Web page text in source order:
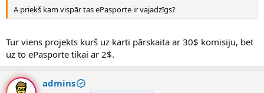
A priekš kam vispār tas ePasporte ir vajadzīgs?
Tur viens projekts kurš uz karti pārskaita ar 30$ komisiju, bet
uz to ePasporte tikai ar 2$.
admins